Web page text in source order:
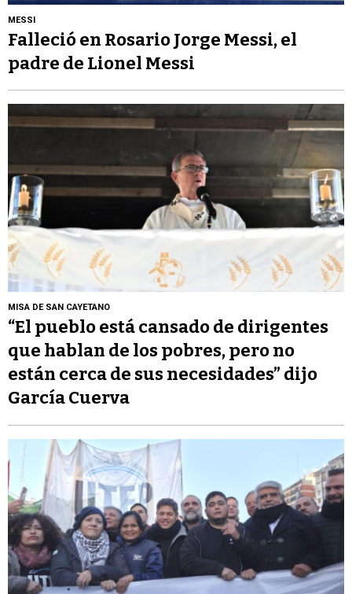
MESSI
Falleció en Rosario Jorge Messi, el
padre de Lionel Messi
MISA DE SAN CAYETANO
“El pueblo está cansado de dirigentes
que hablan de los pobres, pero no
están cerca de sus necesidades” dijo
García Cuerva